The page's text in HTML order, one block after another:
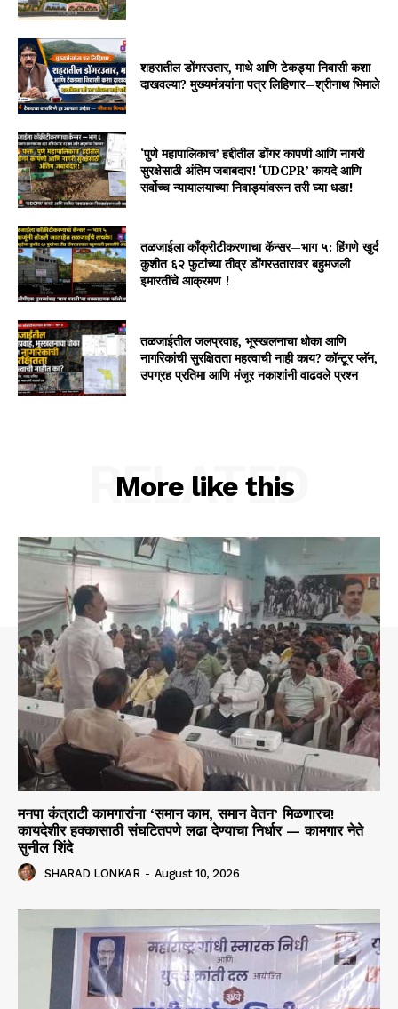
शहरातील डोंगरउतार, माथे आणि टेकड्या निवासी कशा
दाखवल्या? मुख्यमंत्र्यांना पत्र लिहिणार—श्रीनाथ भिमाले
‘पुणे महापालिकाच’ हद्दीतील डोंगर कापणी आणि नागरी
सुरक्षेसाठी अंतिम जबाबदार! ‘UDCPR’ कायदे आणि
सर्वोच्च न्यायालयाच्या निवाड्यांवरून तरी घ्या धडा!
तळजाईला काँक्रीटीकरणाचा कॅन्सर—भाग ५: हिंगणे खुर्द
कुशीत ६२ फुटांच्या तीव्र डोंगरउतारावर बहुमजली
इमारतींचे आक्रमण !
तळजाईतील जलप्रवाह, भूस्खलनाचा धोका आणि
नागरिकांची सुरक्षितता महत्वाची नाही काय? कॉन्टूर प्लॅन,
उपग्रह प्रतिमा आणि मंजूर नकाशांनी वाढवले प्रश्न
More like this
RELATED
मनपा कंत्राटी कामगारांना ‘समान काम, समान वेतन’ मिळणारच!
कायदेशीर हक्कासाठी संघटितपणे लढा देण्याचा निर्धार — कामगार नेते
सुनील शिंदे
SHARAD LONKAR - August 10, 2026